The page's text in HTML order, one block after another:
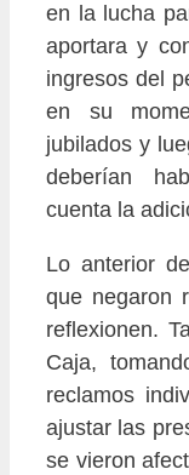
en la lucha
aportara y
ingresos del
en su
jubilados y
deberían
cuenta la
Lo anterior
que negaron
reflexionen.
Caja,
reclamos
ajustar las
se vieron